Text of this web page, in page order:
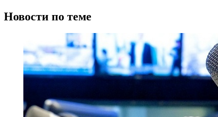
Новости по теме